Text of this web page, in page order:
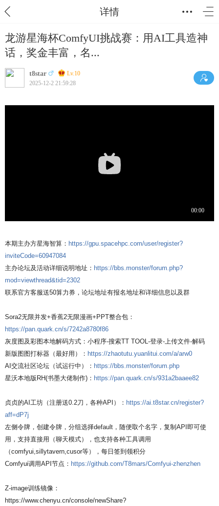
详情
龙游星海杯ComfyUI挑战赛：用AI工具造神
话，奖金丰富，名...
t8star
Lv.10
2025-12-2 21:59:28
本期主办方星海智算： https://gpu.spacehpc.com/user/register?
inviteCode=60947084
主办论坛及活动详细说明地址： https://bbs.monster/forum.php?
mod=viewthread&tid=2302
联系官方客服送50算力券，论坛地址有报名地址和详细信息以及群
Sora2无限并发+香蕉2无限漫画+PPT整合包：
https://pan.quark.cn/s/7242a8780f86
灰度图及彩图本地解码方式：小程序-搜索TT TOOL-登录-上传文件-解码
新版图图打标器（最好用）： https://zhaotutu.yuanlitui.com/a/arw0
AI交流社区论坛（试运行中）： https://bbs.monster/forum.php
星沃本地版RH(书墨大佬制作)： https://pan.quark.cn/s/931a2baaee82
贞贞的AI工坊（注册送0.2刀，各种API）： https://ai.t8star.cn/register?
aff=dP7j
左侧令牌，创建令牌，分组选择default，随便取个名字，复制API即可使
用，支持直接用（聊天模式），也支持各种工具调用
（comfyui,sillytavern,cusor等），每日签到领积分
Comfyui调用API节点： https://github.com/T8mars/Comfyui-zhenzhen
Z-image训练镜像：
https://www.chenyu.cn/console/newShare?